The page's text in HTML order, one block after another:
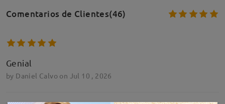
Comentarios de Clientes(46)
Genial
by Daniel Calvo on Jul 10 , 2026